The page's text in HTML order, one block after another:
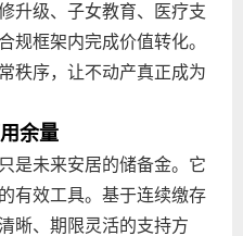
升级、子女教育、医疗支
规框架内完成价值转化。
秩序，让不动产真正成为
余量
是未来安居的储备金。它
有效工具。基于连续缴存
晰、期限灵活的支持方